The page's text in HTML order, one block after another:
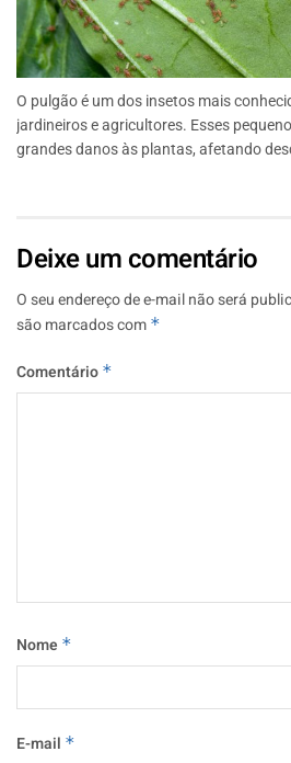
O pulgão é um dos insetos mais
jardineiros e agricultores. Esses
grandes danos às plantas, afetando
Deixe um comentário
O seu endereço de e-mail não será
são marcados com *
Comentário *
Nome *
E-mail *